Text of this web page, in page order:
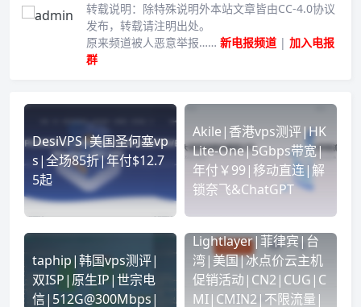
转载说明： 除特殊说明外本站文章皆由CC-4.0协议
发布，转载请注明出处。
原来频道被人恶意举报…… 新电报频道 | 加入电报
群
DesiVPS|美国圣何塞vp
s|全场85折|年付$12.7
5起
Akile|香港vps测评|HK
Lite-One|5Gbps带宽|
年付￥99|移动直连|解
锁奈飞&ChatGPT
taphip|韩国vps测评|
双ISP|原生IP|世宗电
信|512G@300Mbps|
Lightlayer|菲律宾|台
湾|美国|冰点价云主机
促销活动|CN2|CUG|C
MI|CMIN2|不限流量|